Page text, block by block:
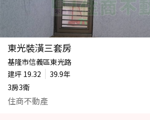
東光裝潢三套房
基隆市信義區東光路
建坪 19.32
39.9年
3房3衛
住商不動產